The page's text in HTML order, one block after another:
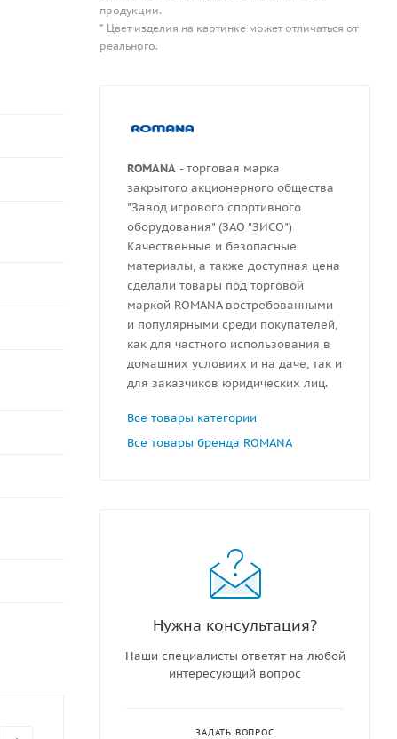
продукции.
* Цвет изделия на картинке может отличаться от
реального.
ROMANA - торговая марка
закрытого акционерного общества
"Завод игрового спортивного
оборудования" (ЗАО "ЗИСО")
Качественные и безопасные
материалы, а также доступная цена
сделали товары под торговой
маркой ROMANA востребованными
и популярными среди покупателей,
как для частного использования в
домашних условиях и на даче, так и
для заказчиков юридических лиц.
Все товары категории
Все товары бренда ROMANA
Нужна консультация?
Наши специалисты ответят на любой
интересующий вопрос
ЗАДАТЬ ВОПРОС